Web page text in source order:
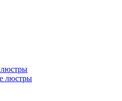
люстры